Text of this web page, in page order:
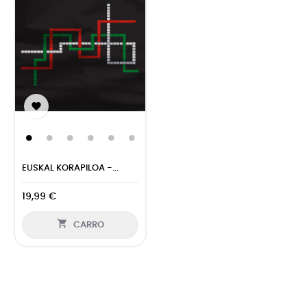

EUSKAL KORAPILOA -...
19,99 €
 CARRO